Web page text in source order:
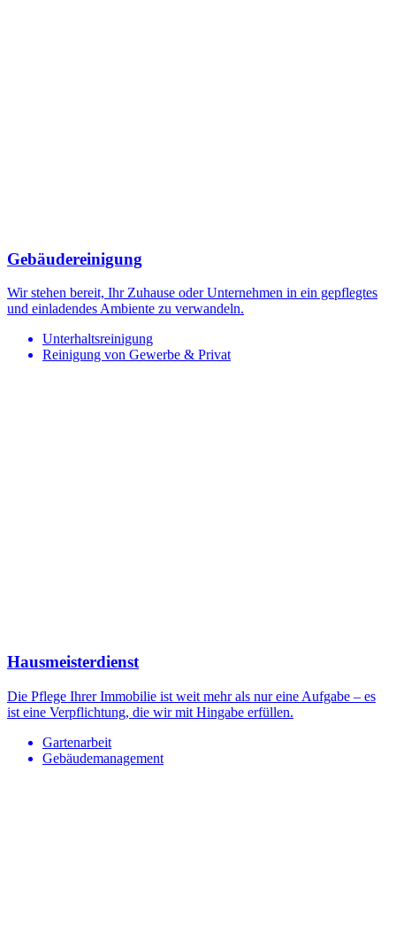
Gebäudereinigung
Wir stehen bereit, Ihr Zuhause oder Unternehmen in ein gepflegtes
und einladendes Ambiente zu verwandeln.
Unterhaltsreinigung
Reinigung von Gewerbe & Privat
Hausmeisterdienst
Die Pflege Ihrer Immobilie ist weit mehr als nur eine Aufgabe – es
ist eine Verpflichtung, die wir mit Hingabe erfüllen.
Gartenarbeit
Gebäudemanagement